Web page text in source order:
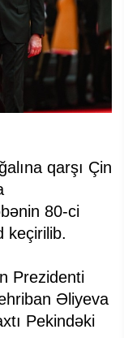
qarşı Çin
80-ci
keçirilib.
Prezidenti
Əliyeva
Pekindəki